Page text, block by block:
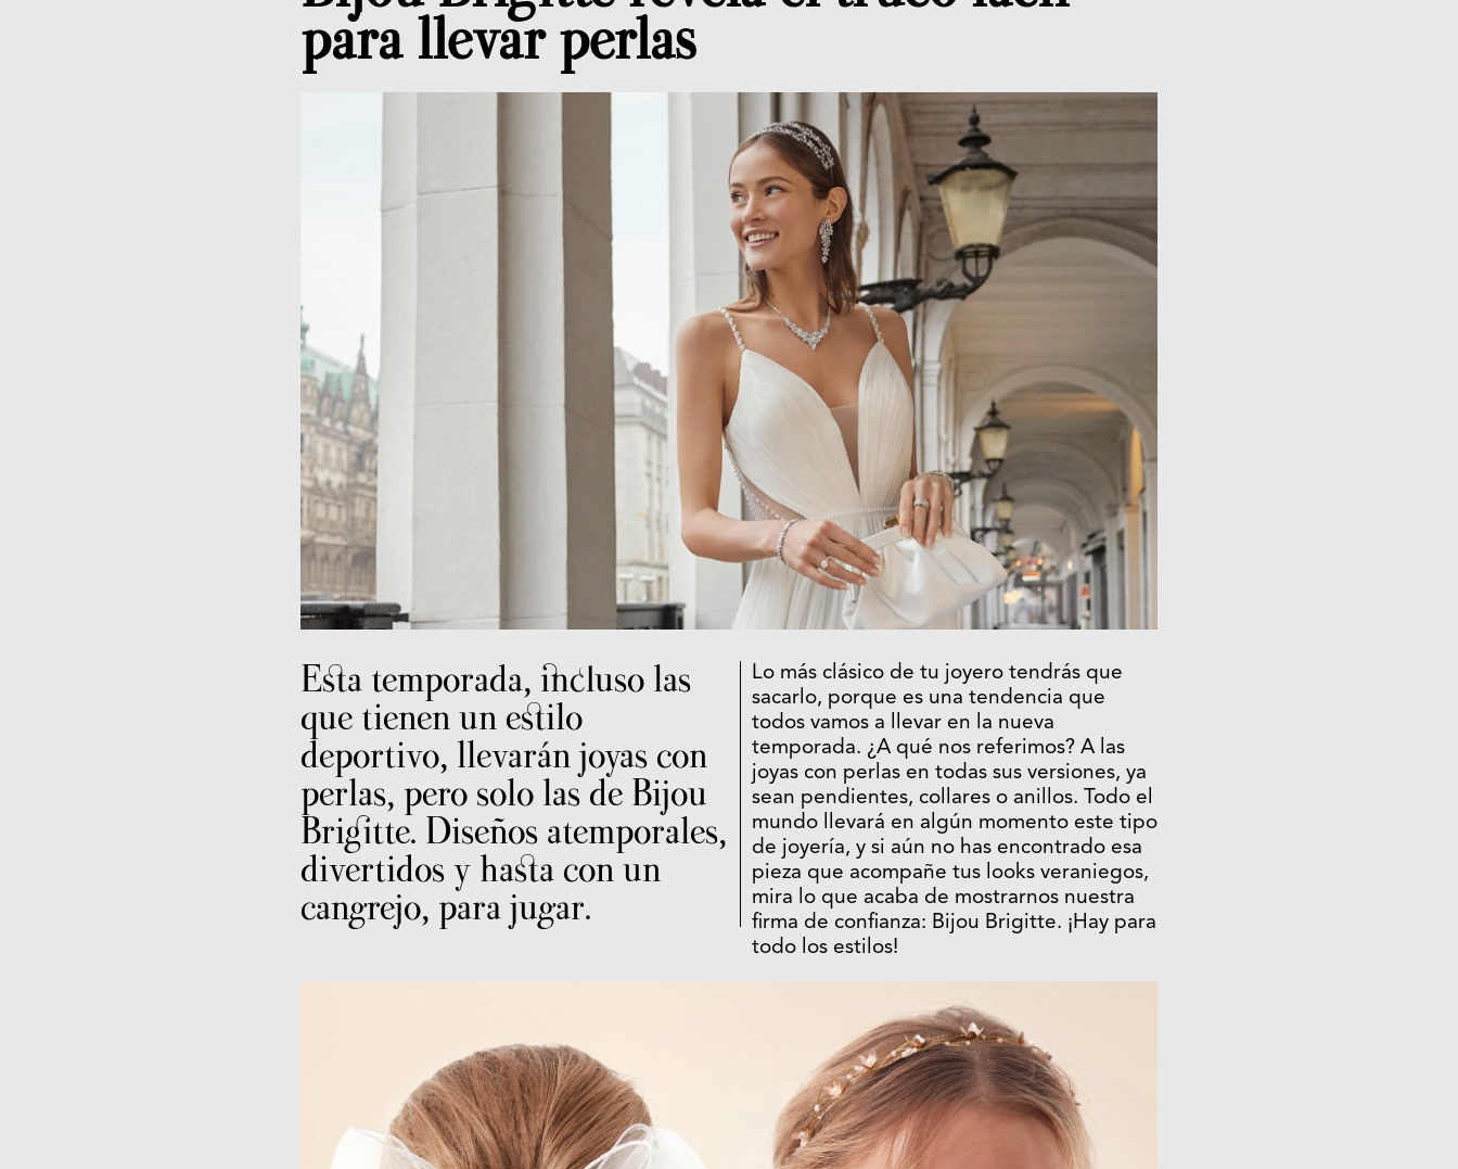
para llevar perlas
Esta temporada, incluso las
que tienen un estilo
deportivo, llevarán joyas con
perlas, pero solo las de Bijou
Brigitte. Diseños atemporales,
divertidos y hasta con un
cangrejo, para jugar.
Lo más clásico de tu joyero tendrás que
sacarlo, porque es una tendencia que
todos vamos a llevar en la nueva
temporada. ¿A qué nos referimos? A las
joyas con perlas en todas sus versiones, ya
sean pendientes, collares o anillos. Todo el
mundo llevará en algún momento este tipo
de joyería, y si aún no has encontrado esa
pieza que acompañe tus looks veraniegos,
mira lo que acaba de mostrarnos nuestra
firma de confianza: Bijou Brigitte. ¡Hay para
todo los estilos!